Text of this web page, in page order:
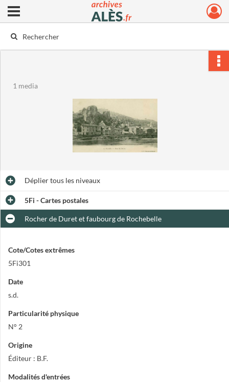
Archives municipales d'Alès
Ouvrir le menu déroulant
1 media
Dépliertous les niveaux
5Fi - Cartes postales
Rocher de Duret et faubourg de Rochebelle
Cote/Cotes extrêmes
5Fi301
Date
s.d.
Particularité physique
N° 2
Origine
Éditeur : B.F.
Modalités d'entrées